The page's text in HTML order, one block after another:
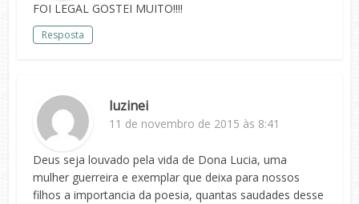
FOI LEGAL GOSTEI MUITO!!!!
Resposta
luzinei
11 de novembro de 2015 às 8:41
Deus seja louvado pela vida de Dona Lucia, uma
mulher guerreira e exemplar que deixa para nossos
filhos a importancia da poesia, quantas saudades desse